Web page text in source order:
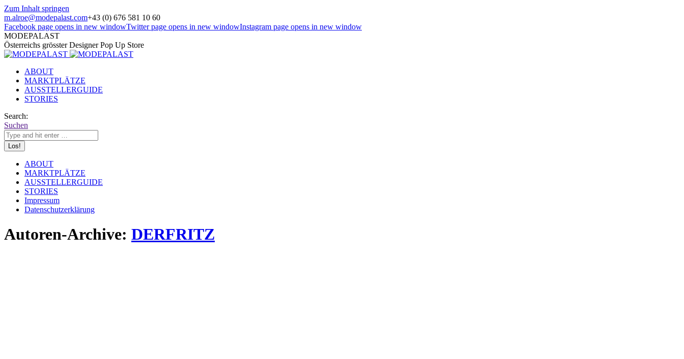
Zum Inhalt springen
m.alroe@modepalast.com+43 (0) 676 581 10 60
Facebook page opens in new windowTwitter page opens in new windowInstagram page opens in new window
MODEPALAST
Österreichs grösster Designer Pop Up Store
ABOUT
MARKTPLÄTZE
AUSSTELLERGUIDE
STORIES
Search:
Suchen
ABOUT
MARKTPLÄTZE
AUSSTELLERGUIDE
STORIES
Impressum
Datenschutzerklärung
Autoren-Archive: DERFRITZ